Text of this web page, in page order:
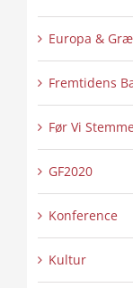
Europa &
Fremtidens
Før Vi
GF2020
Konference
Kultur